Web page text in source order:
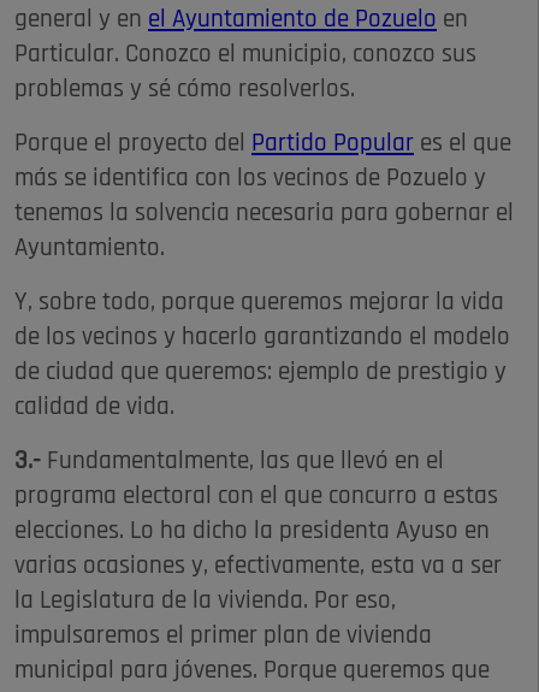
general y en el Ayuntamiento de Pozuelo en
Particular. Conozco el municipio, conozco sus
problemas y sé cómo resolverlos.
Porque el proyecto del Partido Popular es el que
más se identifica con los vecinos de Pozuelo y
tenemos la solvencia necesaria para gobernar el
Ayuntamiento.
Y, sobre todo, porque queremos mejorar la vida
de los vecinos y hacerlo garantizando el modelo
de ciudad que queremos: ejemplo de prestigio y
calidad de vida.
3.- Fundamentalmente, las que llevó en el
programa electoral con el que concurro a estas
elecciones. Lo ha dicho la presidenta Ayuso en
varias ocasiones y, efectivamente, esta va a ser
la Legislatura de la vivienda. Por eso,
impulsaremos el primer plan de vivienda
municipal para jóvenes. Porque queremos que